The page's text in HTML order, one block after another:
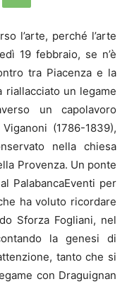
l’arte, perché l’arte
19 febbraio, se n’è
tra Piacenza e la
riallacciato un legame
un capolavoro
(1786-1839),
nella chiesa
Provenza. Un ponte
PalabancaEventi per
ha voluto ricordare
Sforza Fogliani, nel
la genesi di
tanto che si
con Draguignan